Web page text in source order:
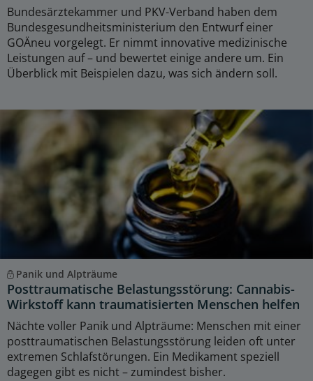
Bundesärztekammer und PKV-Verband haben dem
Bundesgesundheitsministerium den Entwurf einer
GOÄneu vorgelegt. Er nimmt innovative medizinische
Leistungen auf – und bewertet einige andere um. Ein
Überblick mit Beispielen dazu, was sich ändern soll.
Panik und Alpträume
Posttraumatische Belastungsstörung: Cannabis-
Wirkstoff kann traumatisierten Menschen helfen
Nächte voller Panik und Alpträume: Menschen mit einer
posttraumatischen Belastungsstörung leiden oft unter
extremen Schlafstörungen. Ein Medikament speziell
dagegen gibt es nicht – zumindest bisher.